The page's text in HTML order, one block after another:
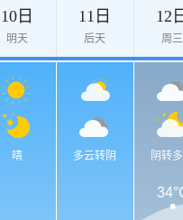
10日
明天
11日
后天
12
周三
晴 多云转阴 阴转